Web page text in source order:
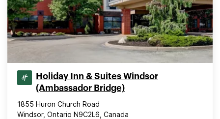
Holiday Inn & Suites Windsor
(Ambassador Bridge)
1855 Huron Church Road
Windsor, Ontario N9C2L6, Canada